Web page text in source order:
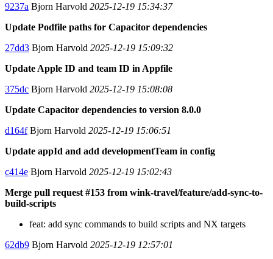
9237a Bjorn Harvold 2025-12-19 15:34:37
Update Podfile paths for Capacitor dependencies
27dd3 Bjorn Harvold 2025-12-19 15:09:32
Update Apple ID and team ID in Appfile
375dc Bjorn Harvold 2025-12-19 15:08:08
Update Capacitor dependencies to version 8.0.0
d164fBjorn Harvold 2025-12-19 15:06:51
Update appId and add developmentTeam in config
c414e Bjorn Harvold 2025-12-19 15:02:43
Merge pull request #153 from wink-travel/feature/add-sync-to-
build-scripts
feat: add sync commands to build scripts and NX targets
62db9 Bjorn Harvold 2025-12-19 12:57:01